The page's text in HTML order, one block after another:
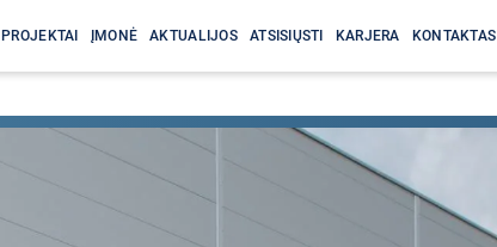
ĮMONĖ AKTUALIJOS ATSISIŲSTI KARJERA KONTAKTAS